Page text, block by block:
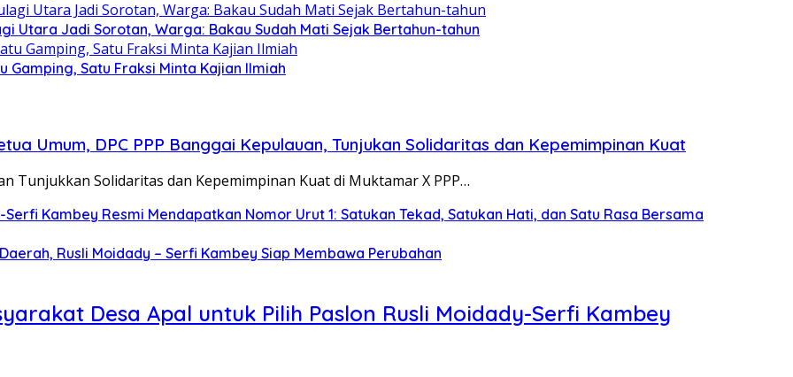
Utara Jadi Sorotan, Warga: Bakau Sudah Mati Sejak Bertahun-tahun
Gamping, Satu Fraksi Minta Kajian Ilmiah
Umum, DPC PPP Banggai Kepulauan, Tunjukan Solidaritas dan Kepemimpinan Kuat
Tunjukkan Solidaritas dan Kepemimpinan Kuat di Muktamar X PPP…
Kambey Resmi Mendapatkan Nomor Urut 1: Satukan Tekad, Satukan Hati, dan Satu Rasa Bersama
Rusli Moidady – Serfi Kambey Siap Membawa Perubahan
Desa Apal untuk Pilih Paslon Rusli Moidady-Serfi Kambey